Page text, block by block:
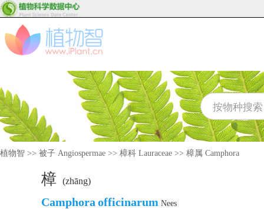
植物智 >> 被子 Angiospermae >> 樟科 Lauraceae >> 樟属 Camphora
樟 (zhāng)
Camphora officinarum Nees